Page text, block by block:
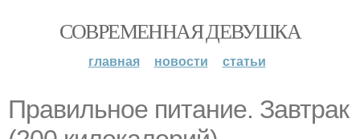
СОВРЕМЕННАЯ ДЕВУШКА
главная новости статьи
Правильное питание. Завтрак